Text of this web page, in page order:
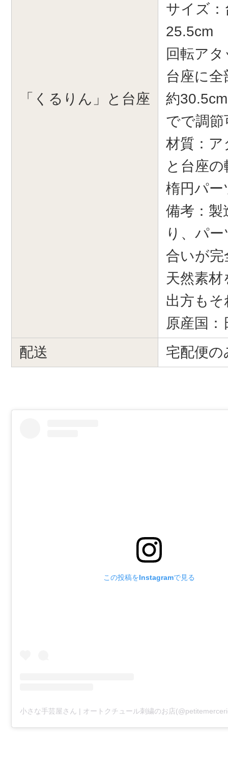
「くるりん」と台座
サイズ：
25.5cm
回転ア
台座に
約
でで調節
材質：
と台座
楕円パー
備考：製
り、パ
合いが
天然素
出方も
原産国：
配送
宅配便の
この投稿をInstagramで見る